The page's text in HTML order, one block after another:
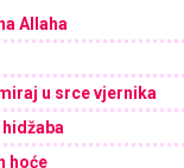
Allaha
u srce vjernika
hoće